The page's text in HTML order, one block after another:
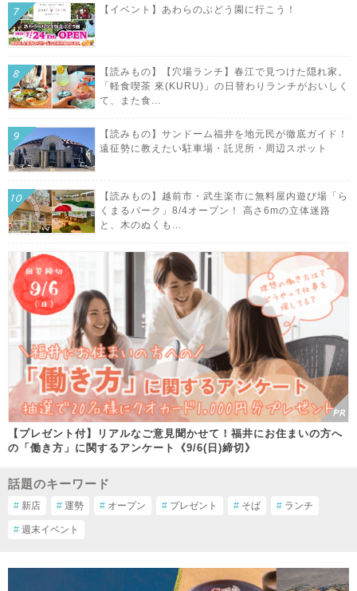
【イベント】あわらのぶどう園に行こう！
【読みもの】【穴場ランチ】春江で見つけた隠れ家。
「軽食喫茶 來(KURU)」の日替わりランチがおいしく
て、また食...
【読みもの】サンドーム福井を地元民が徹底ガイド！
遠征勢に教えたい駐車場・託児所・周辺スポット
【読みもの】越前市・武生楽市に無料屋内遊び場「ら
くまるパーク」8/4オープン！ 高さ6mの立体迷路
と、木のぬくも...
【プレゼント付】リアルなご意見聞かせて！福井にお住まいの方へ
の「働き方」に関するアンケート《9/6(日)締切》
話題のキーワード
# 新店 # 運勢 # オープン # プレゼント # そば # ランチ
# 週末イベント